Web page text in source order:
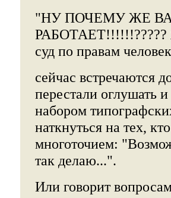
"НУ ПОЧЕМУ ЖЕ
РАБОТАЕТ!!!!!!?????
суд по правам
сейчас встречаются
перестали оглушать
набором
наткнуться на тех,
многоточием:
так делаю...".
Или говорит